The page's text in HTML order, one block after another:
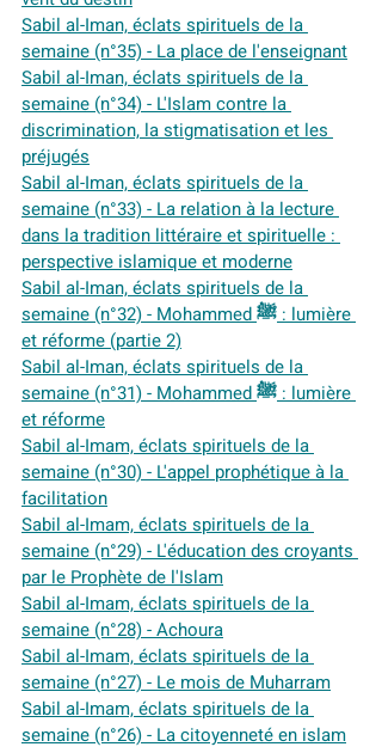
Sabil al-Iman, éclats spirituels de la
semaine (n°35) - La place de l'enseignant
Sabil al-Iman, éclats spirituels de la
semaine (n°34) - L'Islam contre la
discrimination, la stigmatisation et les
préjugés
Sabil al-Iman, éclats spirituels de la
semaine (n°33) - La relation à la lecture
dans la tradition littéraire et spirituelle :
perspective islamique et moderne
Sabil al-Iman, éclats spirituels de la
semaine (n°32) - Mohammed ﷺ : lumière
et réforme (partie 2)
Sabil al-Iman, éclats spirituels de la
semaine (n°31) - Mohammed ﷺ : lumière
et réforme
Sabil al-Imam, éclats spirituels de la
semaine (n°30) - L'appel prophétique à la
facilitation
Sabil al-Imam, éclats spirituels de la
semaine (n°29) - L'éducation des croyants
par le Prophète de l'Islam
Sabil al-Imam, éclats spirituels de la
semaine (n°28) - Achoura
Sabil al-Imam, éclats spirituels de la
semaine (n°27) - Le mois de Muharram
Sabil al-Imam, éclats spirituels de la
semaine (n°26) - La citoyenneté en islam